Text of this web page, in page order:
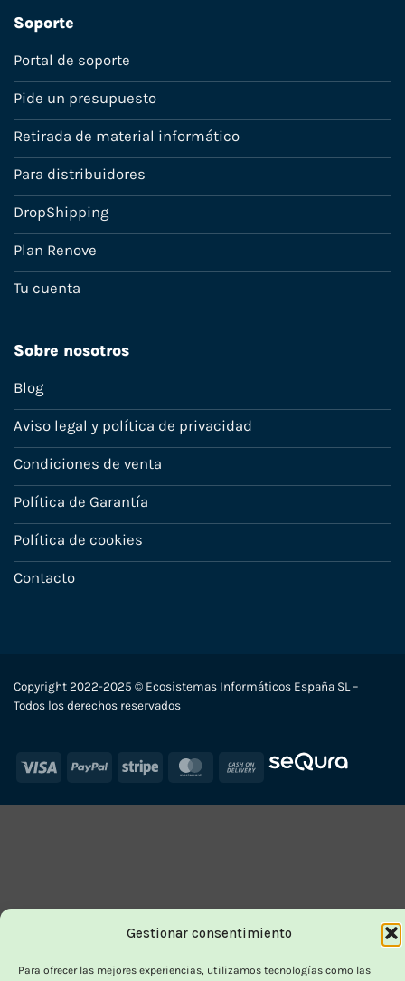
Gestionar consentimiento
Para ofrecer las mejores experiencias, utilizamos tecnologías como las
Soporte
Portal de soporte
Pide un presupuesto
Retirada de material informático
Para distribuidores
DropShipping
Plan Renove
Tu cuenta
Sobre nosotros
Blog
Aviso legal y política de privacidad
Condiciones de venta
Política de Garantía
Política de cookies
Contacto
Copyright 2022-2025 © Ecosistemas Informáticos España SL –
Todos los derechos reservados
Visa PayPal Stripe MasterCard
Cash